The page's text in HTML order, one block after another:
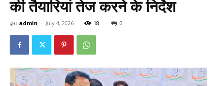
की तैयारियां तेज करने के निर्देश
द्वारा admin - July 4, 2026 18 0